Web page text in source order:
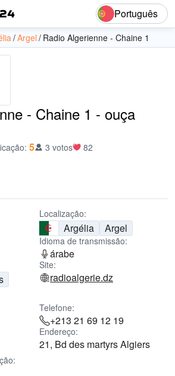
Português
Argel Radio Algerienne - Chaine 1
- Chaine 1 - ouça
: 5 3 votos 82
Localização:
Argélia Argel
Idioma de transmissão:
árabe
Site:
radioalgerie.dz
Telefone:
+213 21 69 12 19
Endereço:
21, Bd des martyrs Algiers